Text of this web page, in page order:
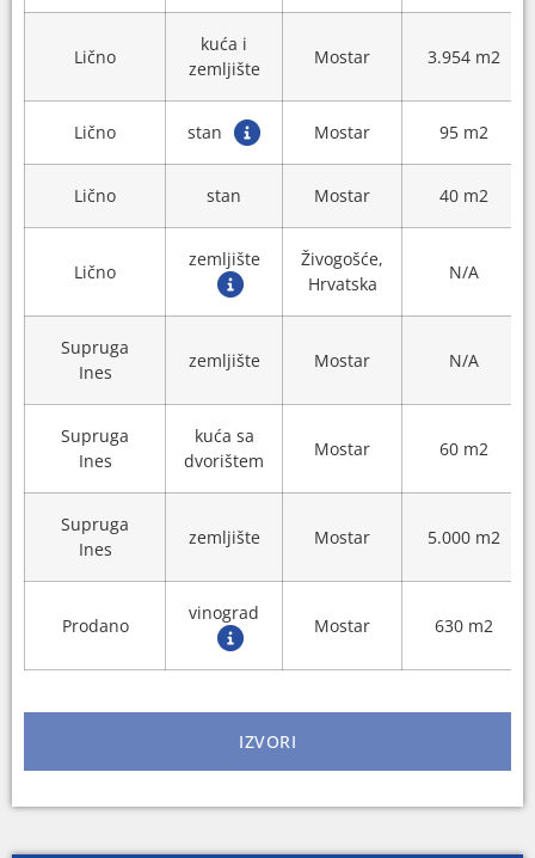
Lično
kuća i
zemljište
Mostar 3.954 m2
Lično stan Mostar 95 m2
Lično stan Mostar 40 m2
Lično
zemljište
Živogošće,
Hrvatska
N/A
Supruga
Ines
zemljište Mostar N/A
Supruga
Ines
kuća sa
dvorištem
Mostar 60 m2
Supruga
Ines
zemljište Mostar 5.000 m2
Prodano
vinograd
Mostar 630 m2
IZVORI